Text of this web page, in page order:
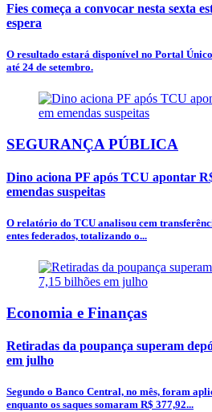
Fies começa a convocar nesta sexta
espera
O resultado estará disponível no Portal
até 24 de setembro.
SEGURANÇA PÚBLICA
Dino aciona PF após TCU apontar
emendas suspeitas
O relatório do TCU analisou cem
entes federados, totalizando o...
Economia e Finanças
Retiradas da poupança superam
em julho
Segundo o Banco Central, no mês, foram
enquanto os saques somaram R$ 377,92...